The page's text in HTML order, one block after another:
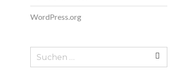
WordPress.org
Suchen